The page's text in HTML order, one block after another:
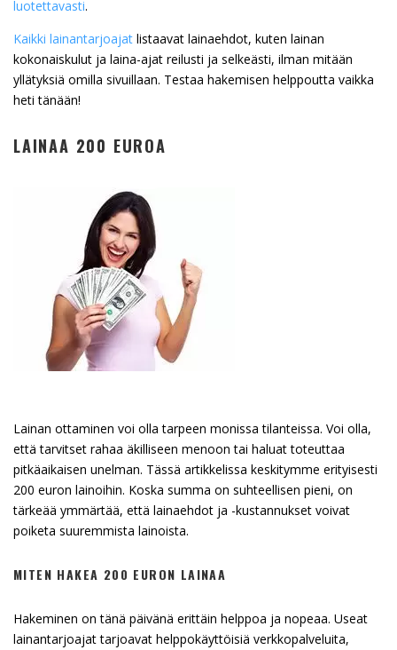
luotettavasti.
Kaikki lainantarjoajat listaavat lainaehdot, kuten lainan
kokonaiskulut ja laina-ajat reilusti ja selkeästi, ilman mitään
yllätyksiä omilla sivuillaan. Testaa hakemisen helppoutta vaikka
heti tänään!
LAINAA 200 EUROA
Lainan ottaminen voi olla tarpeen monissa tilanteissa. Voi olla,
että tarvitset rahaa äkilliseen menoon tai haluat toteuttaa
pitkäaikaisen unelman. Tässä artikkelissa keskitymme erityisesti
200 euron lainoihin. Koska summa on suhteellisen pieni, on
tärkeää ymmärtää, että lainaehdot ja -kustannukset voivat
poiketa suuremmista lainoista.
MITEN HAKEA 200 EURON LAINAA
Hakeminen on tänä päivänä erittäin helppoa ja nopeaa. Useat
lainantarjoajat tarjoavat helppokäyttöisiä verkkopalveluita,